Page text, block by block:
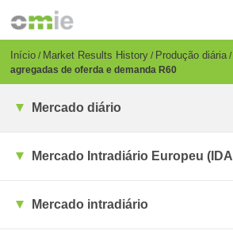
para
conteúdo
Breadcrumb
Início Market Results History Produção diária
agregadas de oferda e demanda R60
Mercado diário
Mercado Intradiário Europeu
Mercado intradiário